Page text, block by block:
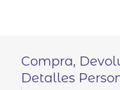
Compra,
Detalles